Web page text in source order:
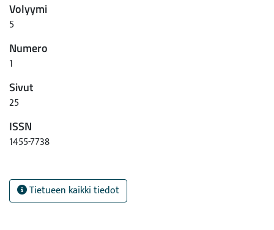
Volyymi
5
Numero
1
Sivut
25
ISSN
1455-7738
Tietueen kaikki tiedot